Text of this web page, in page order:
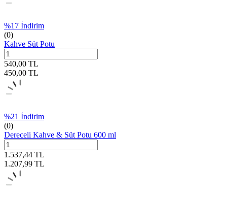
%17 İndirim
(0)
Kahve Süt Potu
540,00 TL
450,00 TL
%21 İndirim
(0)
Dereceli Kahve & Süt Potu 600 ml
1.537,44 TL
1.207,99 TL